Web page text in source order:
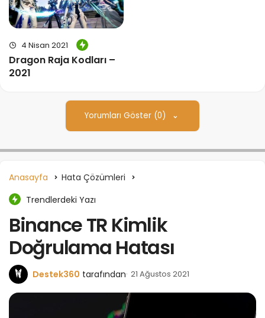
4 Nisan 2021
Dragon Raja Kodları –
2021
Yorumları Göster (0)
Anasayfa
Hata Çözümleri
Trendlerdeki Yazı
Binance TR Kimlik
Doğrulama Hatası
Destek360 tarafından 21 Ağustos 2021